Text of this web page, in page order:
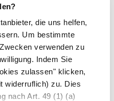
die uns helfen,
Um bestimmte
verwenden zu
Indem Sie
zulassen" klicken,
widerruflich) zu. Dies
nach Art. 49 (1) (a)
Syndrom (PTS)
Thrombose zu einer
in den
Schäden an den
dafür sind,
Füßen versackt,